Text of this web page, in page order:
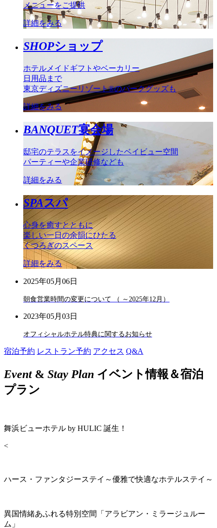
メニューをご提供
詳細をみる
SHOPショップ
ホテルメイドギフトやベーカリー
日用品まで
東京ディズニーリゾート®のパークグッズも
詳細をみる
BANQUET宴会場
邸宅のテラスをイメージしたベイビュー空間
パーティーや企業研修なども
詳細をみる
SPAスパ
心身を癒すとともに
楽しい一日の余韻にひたる
くつろぎのスペース
詳細をみる
2025年05月06日
朝食営業時間の変更について （ ～2025年12月）
2023年05月03日
オフィシャルホテル特典に関するお知らせ
宿泊予約 レストラン予約 アクセス Q&A
Event& Stay Plan イベント情報＆宿泊
プラン
舞浜ビューホテル by HULIC 誕生！
<
ハース・ファンタジーステイ～優雅で快適なホテルステイ～
異国情緒あふれる特別空間「アラビアン・ミラージュルー
ム」